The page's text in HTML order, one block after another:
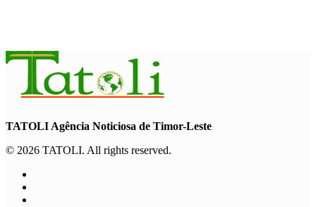
TATOLI Agência Noticiosa de Timor-Leste
© 2026 TATOLI. All rights reserved.